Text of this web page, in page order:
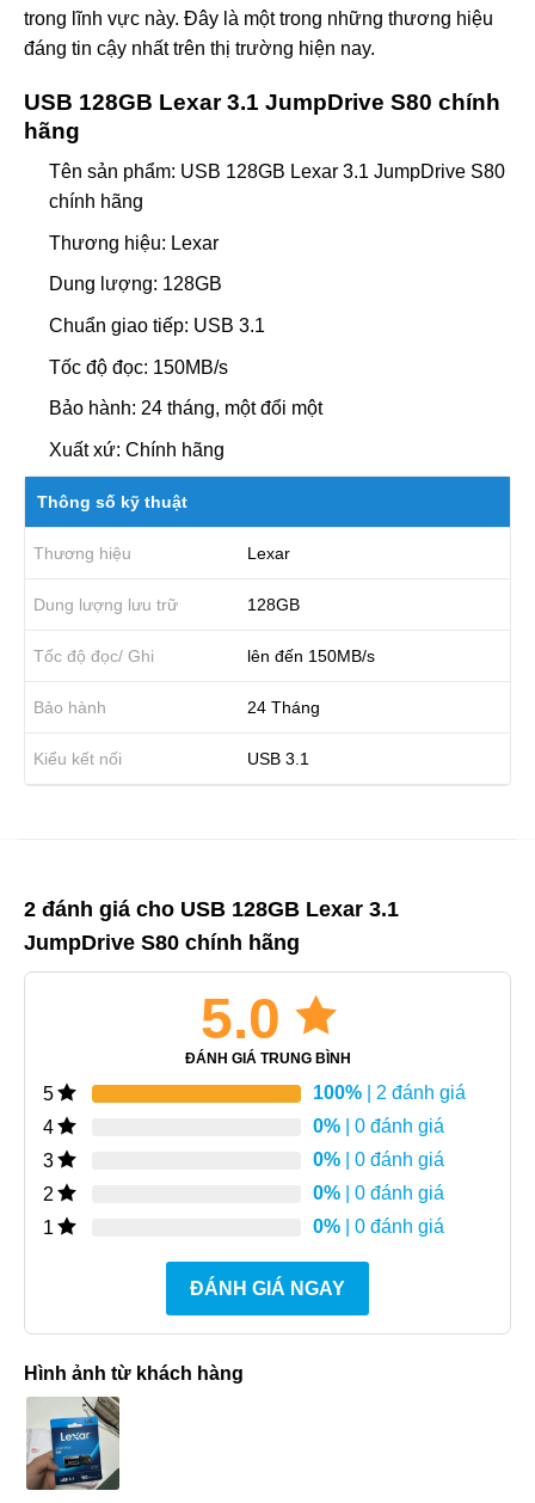
trong lĩnh vực này. Đây là một trong những thương hiệu
đáng tin cậy nhất trên thị trường hiện nay.
USB 128GB Lexar 3.1 JumpDrive S80 chính
hãng
Tên sản phẩm: USB 128GB Lexar 3.1 JumpDrive S80
chính hãng
Thương hiệu: Lexar
Dung lượng: 128GB
Chuẩn giao tiếp: USB 3.1
Tốc độ đọc: 150MB/s
Bảo hành: 24 tháng, một đổi một
Xuất xứ: Chính hãng
Thông số kỹ thuật
Thương hiệu Lexar
Dung lượng lưu trữ 128GB
Tốc độ đọc/ Ghi lên đến 150MB/s
Bảo hành 24 Tháng
Kiểu kết nối USB 3.1
2 đánh giá cho USB 128GB Lexar 3.1
JumpDrive S80 chính hãng
5.0
ĐÁNH GIÁ TRUNG BÌNH
5 100% | 2 đánh giá
4
0% | 0 đánh giá
3
0% | 0 đánh giá
2
0% | 0 đánh giá
1
0% | 0 đánh giá
ĐÁNH GIÁ NGAY
Hình ảnh từ khách hàng